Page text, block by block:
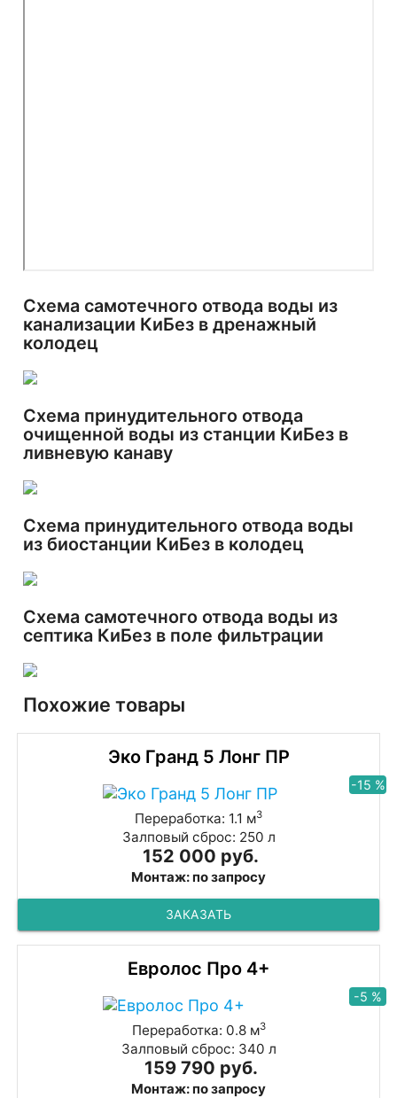
Схема самотечного отвода воды из
канализации КиБез в дренажный
колодец
Схема принудительного отвода
очищенной воды из станции КиБез в
ливневую канаву
Схема принудительного отвода воды
из биостанции КиБез в колодец
Схема самотечного отвода воды из
септика КиБез в поле фильтрации
Похожие товары
Эко Гранд 5 Лонг ПР
-15 %
Переработка: 1.1 м3
Залповый сброс: 250 л
152 000 руб.
Монтаж: по запросу
ЗАКАЗАТЬ
Евролос Про 4+
-5 %
Переработка: 0.8 м3
Залповый сброс: 340 л
159 790 руб.
Монтаж: по запросу